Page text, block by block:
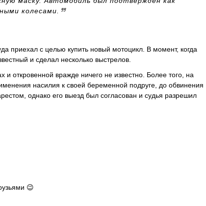
колесами.
приехал с целью купить новый мотоцикл. В момент, когда
и сделал несколько выстрелов.
откровенной вражде ничего не известно. Более того, на
насилия к своей беременной подруге, до обвинения
однако его выезд был согласован и судья разрешил
😉